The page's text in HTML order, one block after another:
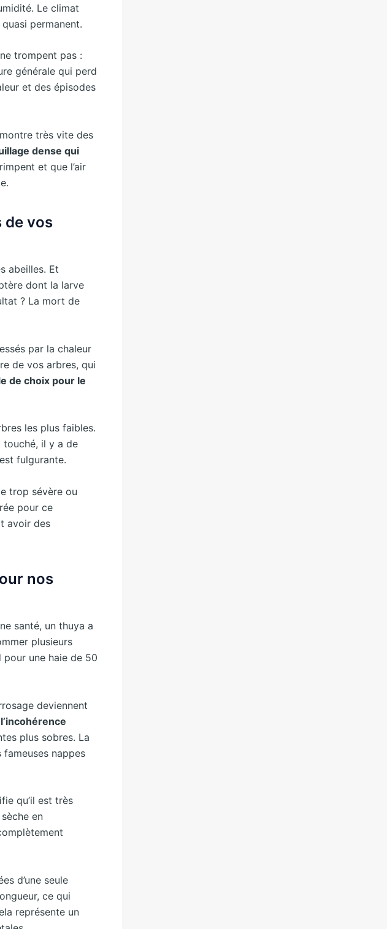
Le climat
permanent.
trompent pas :
générale qui perd
et des épisodes
très vite des
dense qui
et que l’air
de vos
abeilles. Et
dont la larve
? La mort de
par la chaleur
de vos arbres, qui
de choix pour le
les plus faibles.
touché, il y a de
fulgurante.
trop sévère ou
pour ce
avoir des
nos
santé, un thuya a
plusieurs
pour une haie de 50
deviennent
plus sobres. La
fameuses nappes
qu’il est très
en
d’une seule
ce qui
représente un